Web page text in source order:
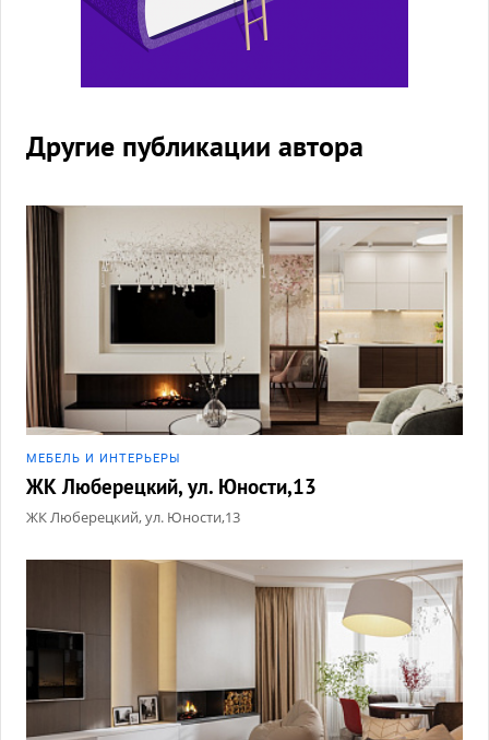
Другие публикации автора
МЕБЕЛЬ И ИНТЕРЬЕРЫ
ЖК Люберецкий, ул. Юности,13
ЖК Люберецкий, ул. Юности,13